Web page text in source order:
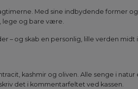
Med sine indbydende former
lege og bare være.
– og skab en personlig, lille verden midt
kashmir og oliven. Alle senge i
det i kommentarfeltet ved kassen.